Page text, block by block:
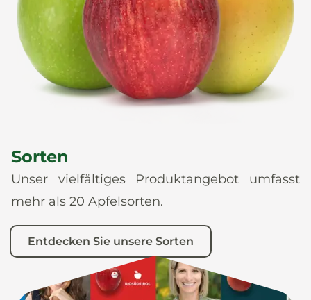
News
Es
Sorten
Unser vielfältiges Produktangebot umfasst
mehr als 20 Apfelsorten.
Entdecken Sie unsere Sorten